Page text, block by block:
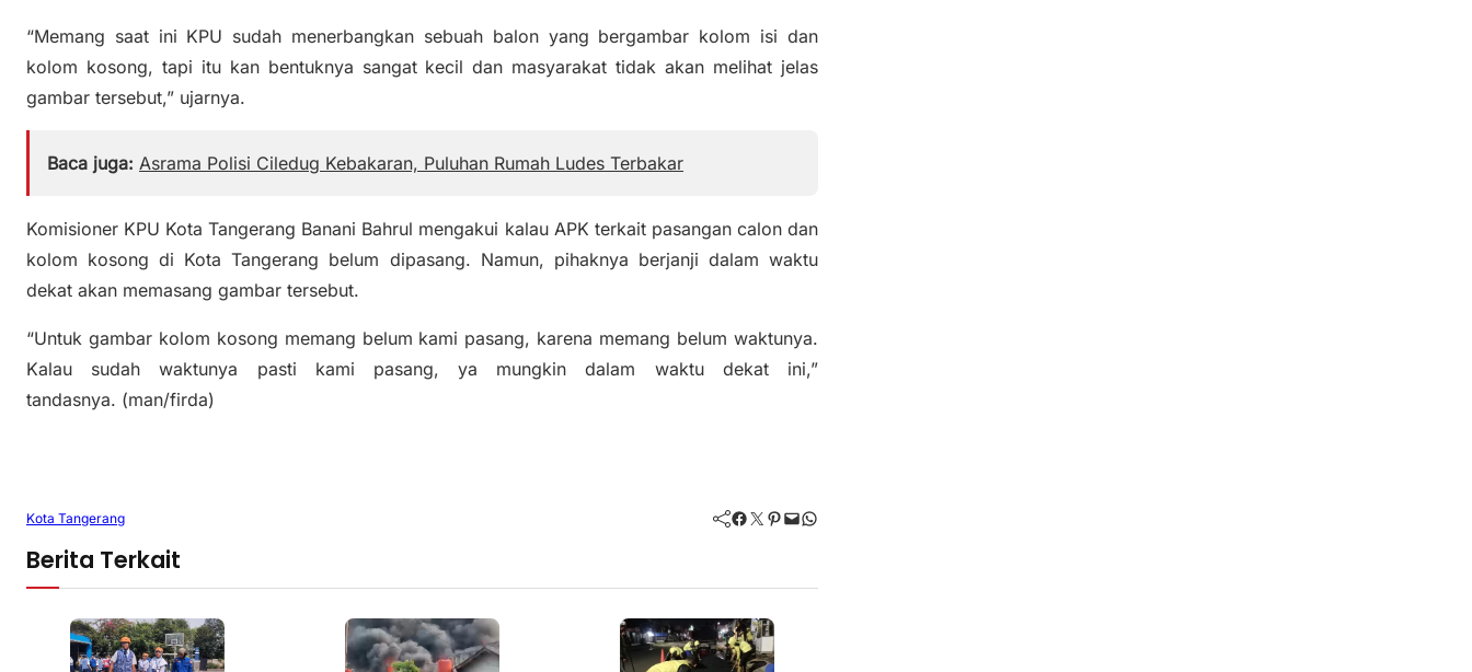
“Memang saat ini KPU sudah menerbangkan sebuah balon yang bergambar kolom isi dan
kolom kosong, tapi itu kan bentuknya sangat kecil dan masyarakat tidak akan melihat jelas
gambar tersebut,” ujarnya.
Baca juga: Asrama Polisi Ciledug Kebakaran, Puluhan Rumah Ludes Terbakar
Komisioner KPU Kota Tangerang Banani Bahrul mengakui kalau APK terkait pasangan calon dan
kolom kosong di Kota Tangerang belum dipasang. Namun, pihaknya berjanji dalam waktu
dekat akan memasang gambar tersebut.
“Untuk gambar kolom kosong memang belum kami pasang, karena memang belum waktunya.
Kalau sudah waktunya pasti kami pasang, ya mungkin dalam waktu dekat ini,”
tandasnya. (man/firda)
Kota Tangerang Facebook Twitter Pinterest Mail WhatsApp
Berita Terkait